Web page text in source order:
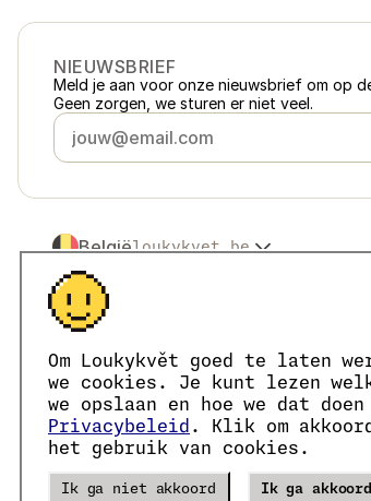
Om Loukykvět goed te laten
we cookies. Je kunt lezen
we opslaan en hoe we dat
Privacybeleid . Klik om
het gebruik van cookies.
Ik ga niet akkoord Ik ga
NIEUWSBRIEF
Meld je aan voor onze nieuwsbrief om op
Geen zorgen, we sturen er niet veel.
Belgiëloukykvet.be
Česko
Slovensko
Polskaloukykvet.pl
Österreichloukykvet.at
Deutschlandloukykvet.de
Franceloukykvet.fr
Danmarkloukykvet.dk
Eesti loukykvet.ee
España loukykvet.es
© 2016 →
Loukykvět s.r.o. staat ingeschreven in het
We zijn aangesloten bij het EKO-KOM-
Wij geven plantenpaspoorten af onder
Ons registratienummer is 05663687, het
Het ID van de data box is eng827q.
Het EORI-nummer is CZ05663687.
Wij zijn btw-plichtig.
Verze20302 PRODUCTION